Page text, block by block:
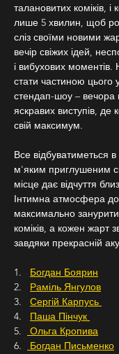
талановитих коміків, і
лише 5 хвилин, щоб
сліз своїми новими
вечір свіжих ідей,
і вибухових моментів.
стати частиною цього
стендап-шоу – вечора
яскравих виступів, де
свій максимум.
Все відбуватиметься
м'яким приглушеним
місце дає відчуття
Інтимна атмосфера
максимально
коміків, а кожен жарт
завдяки прекрасній
1. Богдан Боярин
2. Раміль Янгулов
3. Сергій Карпусь
4. Паша Пінчук
5.
Ольга Кропива
6.
Богдан Письменко